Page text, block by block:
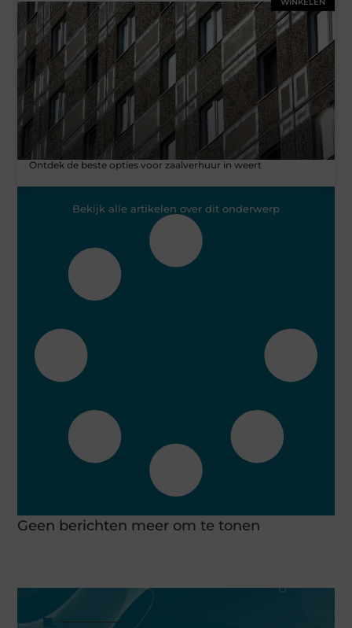
Ontdek de beste opties voor zaalverhuur in weert
Bekijk alle artikelen over dit onderwerp
Geen berichten meer om te tonen